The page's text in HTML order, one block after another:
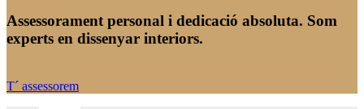
Assessorament personal i dedicació absoluta. Som
experts en dissenyar interiors.
T´ assessorem